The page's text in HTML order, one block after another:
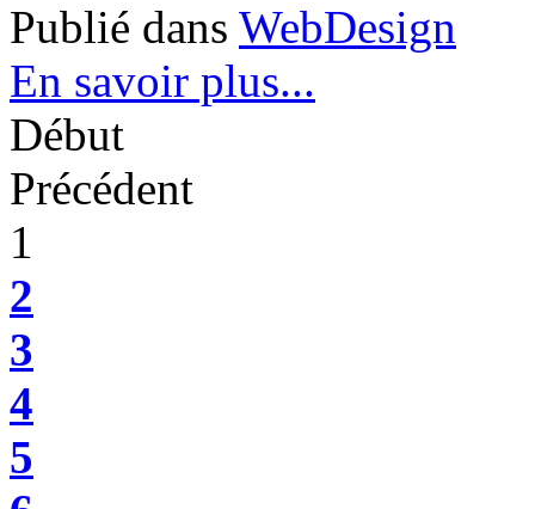
Publié dans WebDesign
En savoir plus...
Début
Précédent
1
2
3
4
5